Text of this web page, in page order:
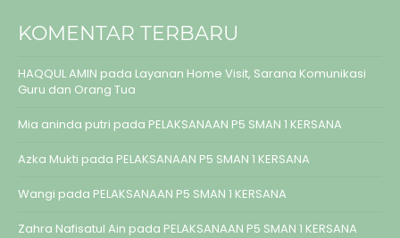
KOMENTAR TERBARU
HAQQUL AMIN pada Layanan Home Visit, Sarana Komunikasi
Guru dan Orang Tua
Mia aninda putri pada PELAKSANAAN P5 SMAN 1 KERSANA
Azka Mukti pada PELAKSANAAN P5 SMAN 1 KERSANA
Wangi pada PELAKSANAAN P5 SMAN 1 KERSANA
Zahra Nafisatul Ain pada PELAKSANAAN P5 SMAN 1 KERSANA